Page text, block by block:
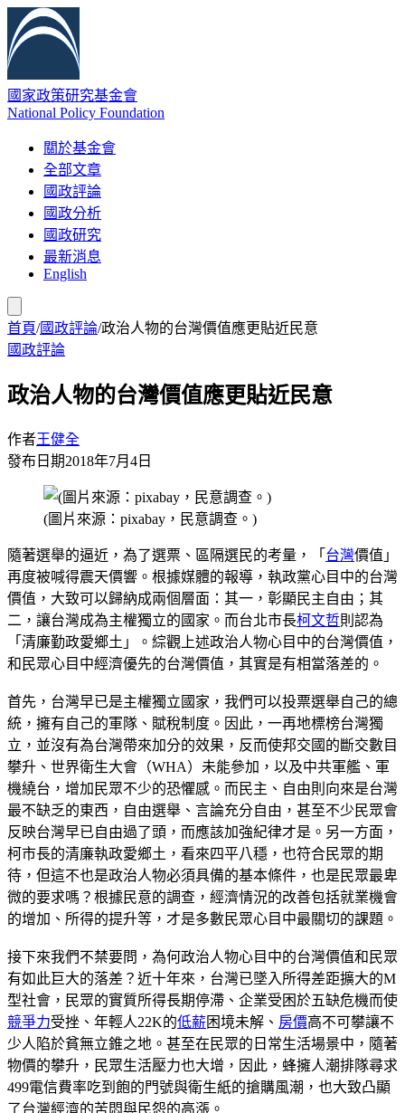
國家政策研究基金會
National Policy Foundation
關於基金會
全部文章
國政評論
國政分析
國政研究
最新消息
English
首頁/國政評論/政治人物的台灣價值應更貼近民意
國政評論
政治人物的台灣價值應更貼近民意
作者王健全
發布日期2018年7月4日
(圖片來源：pixabay，民意調查。)
隨著選舉的逼近，為了選票、區隔選民的考量，「 台灣價值」
再度被喊得震天價響。根據媒體的報導，執政黨心目中的台灣
價值，大致可以歸納成兩個層面：其一，彰顯民主自由；其
二，讓台灣成為主權獨立的國家。而台北市長柯文哲則認為
「清廉勤政愛鄉土」。綜觀上述政治人物心目中的台灣價值，
和民眾心目中經濟優先的台灣價值，其實是有相當落差的。
首先，台灣早已是主權獨立國家，我們可以投票選舉自己的總
統，擁有自己的軍隊、賦稅制度。因此，一再地標榜台灣獨
立，並沒有為台灣帶來加分的效果，反而使邦交國的斷交數目
攀升、世界衛生大會（WHA）未能參加，以及中共軍艦、軍
機繞台，增加民眾不少的恐懼感。而民主、自由則向來是台灣
最不缺乏的東西，自由選舉、言論充分自由，甚至不少民眾會
反映台灣早已自由過了頭，而應該加強紀律才是。另一方面，
柯市長的清廉執政愛鄉土，看來四平八穩，也符合民眾的期
待，但這不也是政治人物必須具備的基本條件，也是民眾最卑
微的要求嗎？根據民意的調查，經濟情況的改善包括就業機會
的增加、所得的提升等，才是多數民眾心目中最關切的課題。
接下來我們不禁要問，為何政治人物心目中的台灣價值和民眾
有如此巨大的落差？近十年來，台灣已墜入所得差距擴大的M
型社會，民眾的實質所得長期停滯、企業受困於五缺危機而使
競爭力受挫、年輕人22K的低薪困境未解、 房價高不可攀讓不
少人陷於貧無立錐之地。甚至在民眾的日常生活場景中，隨著
物價的攀升，民眾生活壓力也大增，因此，蜂擁人潮排隊尋求
499電信費率吃到飽的門號與衛生紙的搶購風潮，也大致凸顯
了台灣經濟的苦悶與民怨的高漲。